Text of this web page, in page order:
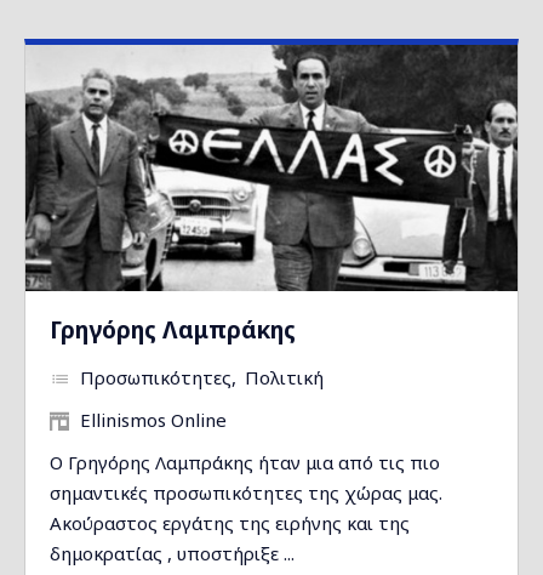
Γρηγόρης Λαμπράκης
Προσωπικότητες
Πολιτική
Ellinismos Online
Ο Γρηγόρης Λαμπράκης ήταν μια από τις πιο
σημαντικές προσωπικότητες της χώρας μας.
Ακούραστος εργάτης της ειρήνης και της
δημοκρατίας , υποστήριξε ...